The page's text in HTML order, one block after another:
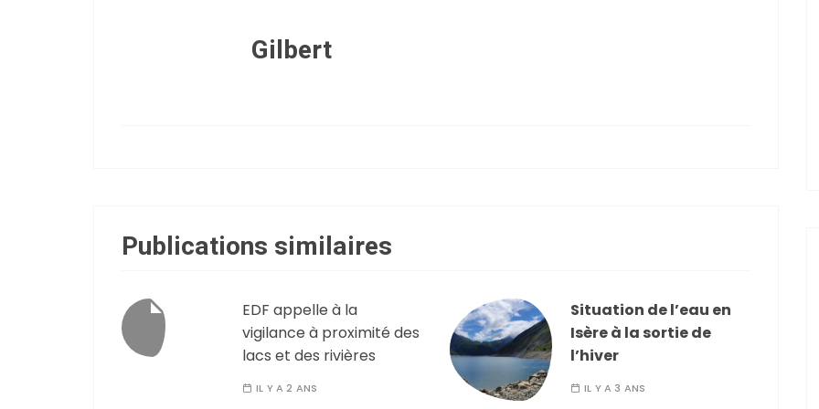
Gilbert
Publications similaires
EDF appelle à la
vigilance à proximité des
lacs et des rivières
IL Y A 2 ANS
Situation de l’eau en
Isère à la sortie de
l’hiver
IL Y A 3 ANS